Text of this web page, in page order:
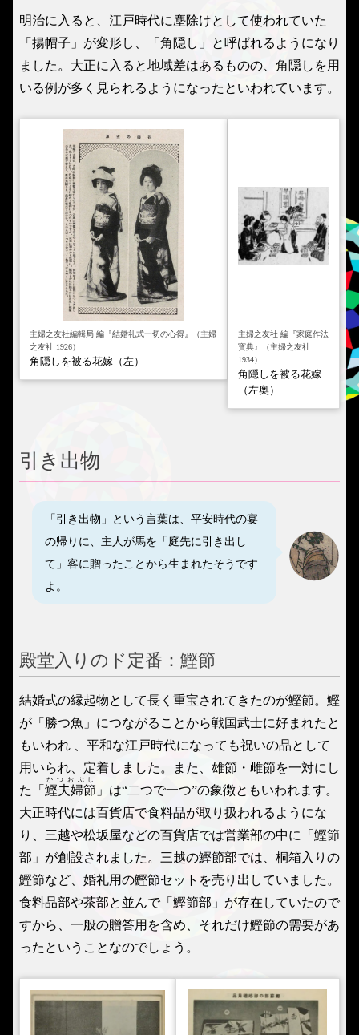
明治に入ると、江戸時代に塵除けとして使われていた
「揚帽子」が変形し、「角隠し」と呼ばれるようになり
ました。大正に入ると地域差はあるものの、角隠しを用
いる例が多く見られるようになったといわれています。
主婦之友社編輯局 編『結婚礼式一切の心得』（主婦
之友社 1926）
角隠しを被る花嫁（左）
主婦之友社 編『家庭作法
寳典』（主婦之友社
1934）
角隠しを被る花嫁
（左奥）
引き出物
「引き出物」という言葉は、平安時代の宴
の帰りに、主人が馬を「庭先に引き出し
て」客に贈ったことから生まれたそうです
よ。
殿堂入りのド定番：鰹節
結婚式の縁起物として長く重宝されてきたのが鰹節。鰹
が「勝つ魚」につながることから戦国武士に好まれたと
もいわれ 、平和な江戸時代になっても祝いの品として
用いられ、定着しました。また、雄節・雌節を一対にし
た「 鰹夫婦節
かつおぶし
」は“二つで一つ”の象徴ともいわれます。
大正時代には百貨店で食料品が取り扱われるようにな
り、三越や松坂屋などの百貨店では営業部の中に「鰹節
部」が創設されました。三越の鰹節部では、桐箱入りの
鰹節など、婚礼用の鰹節セットを売り出していました。
食料品部や茶部と並んで「鰹節部」が存在していたので
すから、一般の贈答用を含め、それだけ鰹節の需要があ
ったということなのでしょう。